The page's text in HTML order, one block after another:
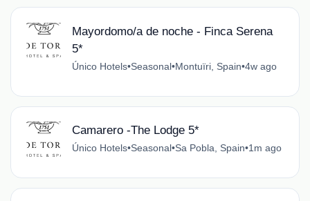
Mayordomo/a de noche - Finca Serena
5*
Único Hotels•Seasonal•Montuïri, Spain•4w ago
Camarero -The Lodge 5*
Único Hotels•Seasonal•Sa Pobla, Spain•1m ago